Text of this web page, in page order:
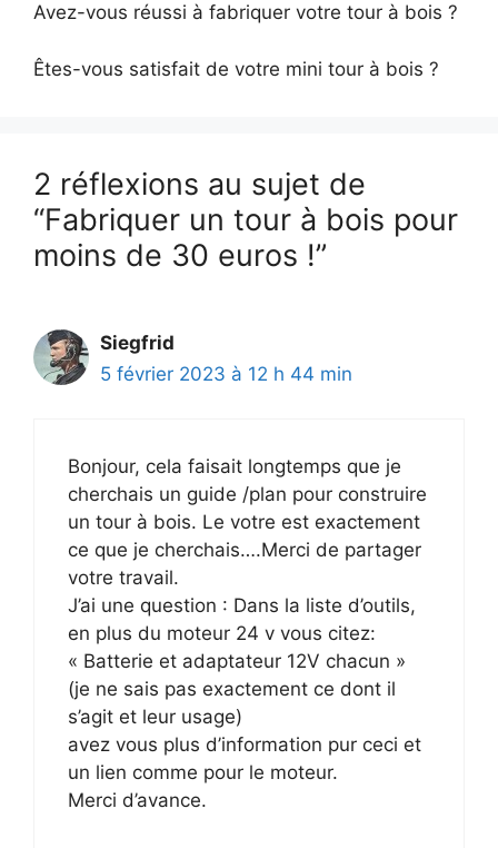
​Avez-vous réussi à fabriquer votre tour à bois ?
​Êtes-vous satisfait de votre mini tour à bois ?
2 réflexions au sujet de
“Fabriquer un tour à bois pour
moins de 30 euros !”
Siegfrid
5 février 2023 à 12 h 44 min
Bonjour, cela faisait longtemps que je
cherchais un guide /plan pour construire
un tour à bois. Le votre est exactement
ce que je cherchais….Merci de partager
votre travail.
J’ai une question : Dans la liste d’outils,
en plus du moteur 24 v vous citez:
« Batterie ​et adaptateur 12V chacun »
(je ne sais pas exactement ce dont il
s’agit et leur usage)
avez vous plus d’information pur ceci et
un lien comme pour le moteur.
Merci d’avance.